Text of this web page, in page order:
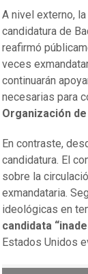
A nivel externo,
candidatura de
reafirmó
veces
continuarán
necesarias para
Organización
En contraste,
candidatura. El
sobre la
exmandataria.
ideológicas en
candidata
Estados Unidos